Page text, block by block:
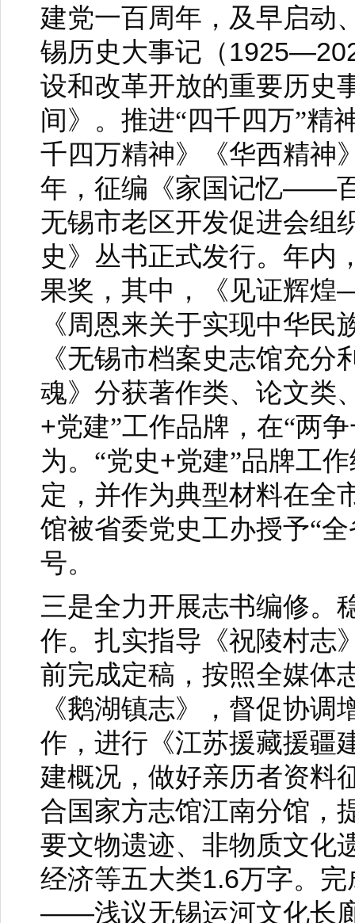
建党一百周年，及早启动
锡历史大事记（
设和改革开放的重要历史
间》。推进“四千四万”精
千四万精神》《华西精神
年，征编《家国记忆——
无锡市老区开发促进会组
史》丛书正式发行。年内
果奖，其中，《见证辉煌
《周恩来关于实现中华
《无锡市档案史志馆充
魂》分获著作类、论文类
+党建”工作品牌，在“两
为。“党史+党建”品牌工
定，并作为典型材料在全
馆被省委党史工办授予“
号。
三是全力开展志书编修。
作。扎实指导《祝陵村志
前完成定稿，按照全媒体
《鹅湖镇志》，督促协
作，进行《江苏援藏援疆
建概况，做好亲历者资料
合国家方志馆江南分馆，
要文物遗迹、非物质文化
经济等五大类1.6万字。完
——浅议无锡运河文化长